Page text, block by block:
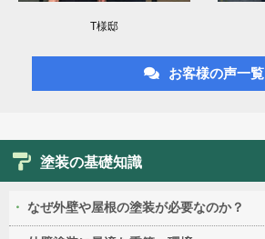
T様邸
お客様の声一覧
塗装の基礎知識
なぜ外壁や屋根の塗装が必要なのか？